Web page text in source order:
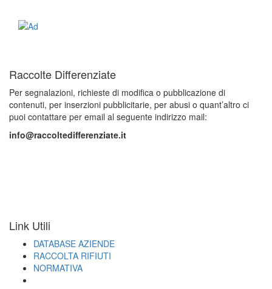
Raccolte Differenziate
Per segnalazioni, richieste di modifica o pubblicazione di
contenuti, per inserzioni pubblicitarie, per abusi o quant’altro ci
puoi contattare per email al seguente indirizzo mail:
info@raccoltedifferenziate.it
Link Utili
DATABASE AZIENDE
RACCOLTA RIFIUTI
NORMATIVA